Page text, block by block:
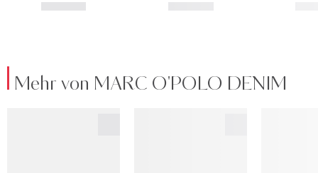
Mehr von MARC O'POLO DENIM